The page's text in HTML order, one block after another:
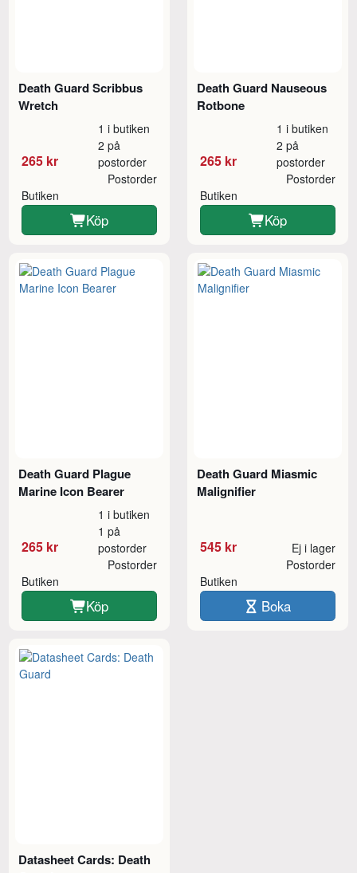
Death Guard Scribbus
Wretch
265 kr
1 i butiken
2 på
postorder
Butiken
Postorder
Köp
Death Guard Nauseous
Rotbone
265 kr
1 i butiken
2 på
postorder
Butiken
Postorder
Köp
Death Guard Plague
Marine Icon Bearer
265 kr
1 i butiken
1 på
postorder
Butiken
Postorder
Köp
Death Guard Miasmic
Malignifier
545 kr Ej i lager
Butiken
Postorder
Boka
Datasheet Cards: Death